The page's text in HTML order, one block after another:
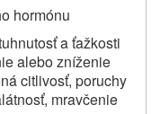
hormónu
a ťažkosti
alebo zníženie
citlivosť, poruchy
mravčenie